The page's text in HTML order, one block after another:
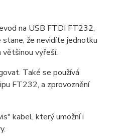
na USB FTDI FT232,
že nevidíte jednotku
vyřeší.
Také se používá
FT232, a zprovoznění
kabel, který umožní i